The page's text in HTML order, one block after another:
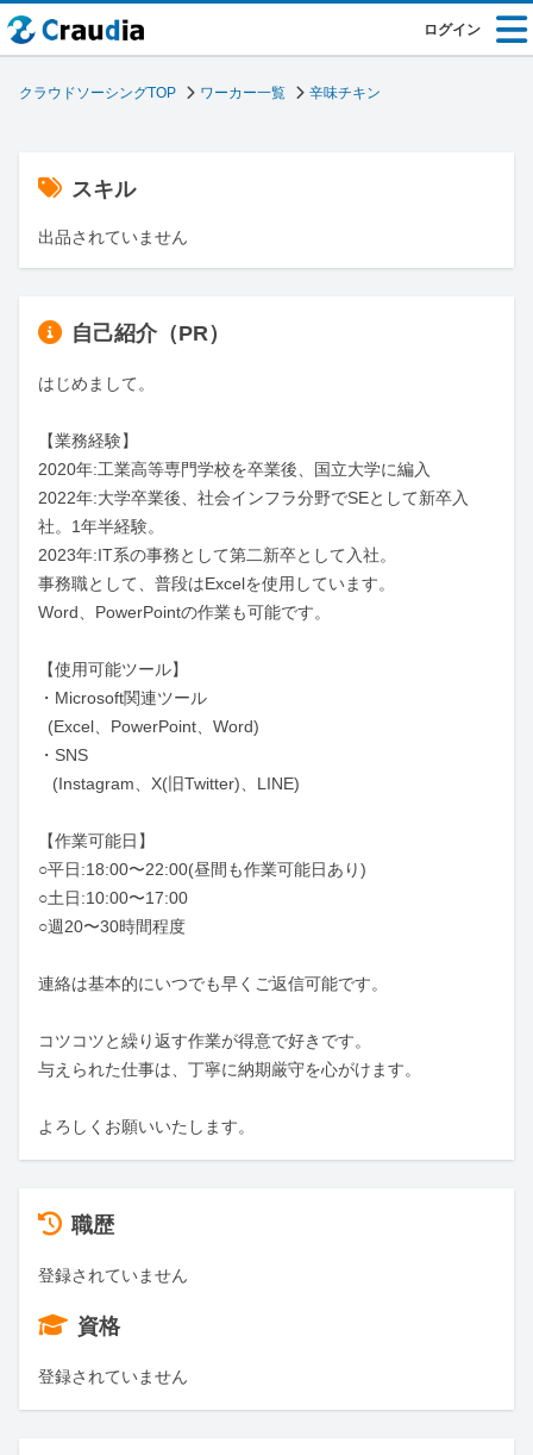
ログイン
クラウドソーシングTOP ワーカー一覧 辛味チキン
スキル
出品されていません
自己紹介（PR）
はじめまして。
【業務経験】
2020年:工業高等専門学校を卒業後、国立大学に編入
2022年:大学卒業後、社会インフラ分野でSEとして新卒入
社。1年半経験。
2023年:IT系の事務として第二新卒として入社。
事務職として、普段はExcelを使用しています。
Word、PowerPointの作業も可能です。
【使用可能ツール】
・Microsoft関連ツール
・SNS
【作業可能日】
○平日:18:00〜22:00(昼間も作業可能日あり)
○土日:10:00〜17:00
○週20〜30時間程度
連絡は基本的にいつでも早くご返信可能です。
コツコツと繰り返す作業が得意で好きです。
与えられた仕事は、丁寧に納期厳守を心がけます。
よろしくお願いいたします。
職歴
登録されていません
資格
登録されていません